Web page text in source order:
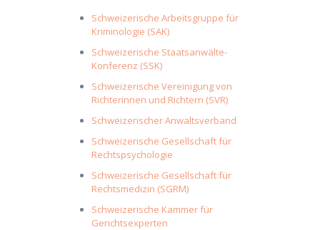
Schweizerische Arbeitsgruppe für
Kriminologie (SAK)
Schweizerische Staatsanwälte-
Konferenz (SSK)
Schweizerische Vereinigung von
Richterinnen und Richtern (SVR)
Schweizerischer Anwaltsverband
Schweizerische Gesellschaft für
Rechtspsychologie
Schweizerische Gesellschaft für
Rechtsmedizin (SGRM)
Schweizerische Kammer für
Gerichtsexperten